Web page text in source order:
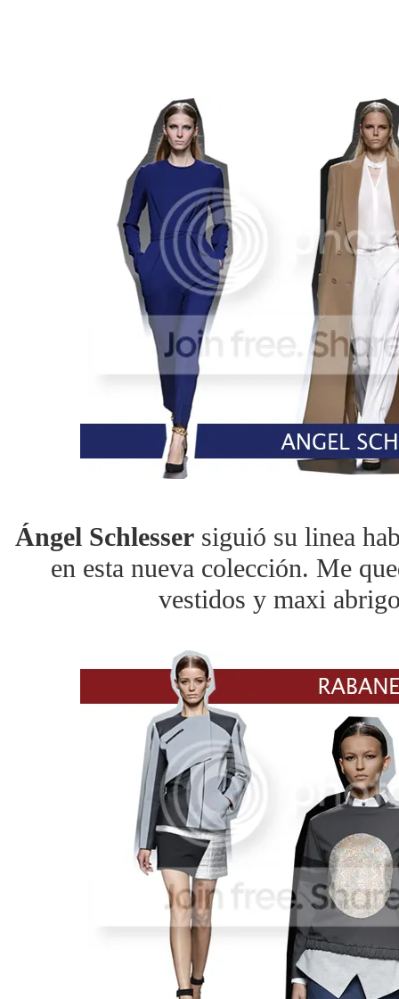
Ángel Schlessersiguió su linea
en esta nueva colección. Me
vestidos y maxi